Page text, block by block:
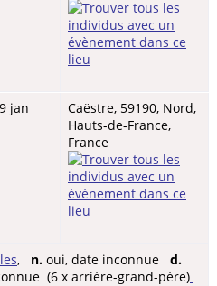
jan
Caëstre, 59190, Nord,
Hauts-de-France,
France
, n. oui, date inconnue d.
(6 x arrière-grand-père)